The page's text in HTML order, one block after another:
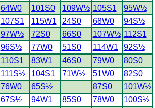
64W0 101S0 109W½ 105S1
95W½
107S1 115W1 24S0 68W0
94S½
97W½ 72S0 66S0 107W½ 112S1
96S½ 77W0 51S0 114W1
92S½
110S1 83W1 46S0 79W0
80S0
111S½ 104S1 71W½ 51W0
82S0
76W0 65S½ 87S0
101W½
67S½ 94W1 85S0 78W0
100S½